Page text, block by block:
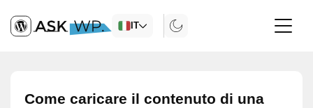
IT
Come caricare il contenuto di una